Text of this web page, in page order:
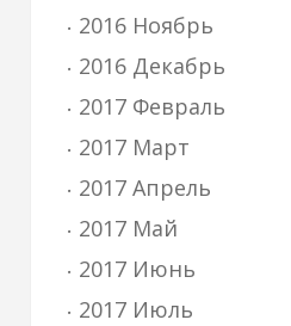
2016 Ноябрь
2016 Декабрь
2017 Февраль
2017 Март
2017 Апрель
2017 Май
2017 Июнь
2017 Июль